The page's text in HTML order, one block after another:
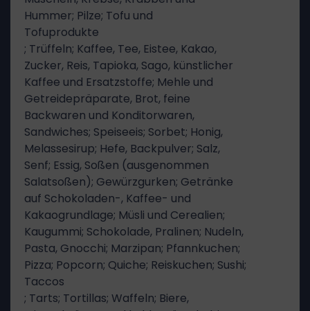
Hummer; Pilze; Tofu und
Tofuprodukte
; Trüffeln; Kaffee, Tee, Eistee, Kakao,
Zucker, Reis, Tapioka, Sago, künstlicher
Kaffee und Ersatzstoffe; Mehle und
Getreidepräparate, Brot, feine
Backwaren und Konditorwaren,
Sandwiches; Speiseeis; Sorbet; Honig,
Melassesirup; Hefe, Backpulver; Salz,
Senf; Essig, Soßen (ausgenommen
Salatsoßen); Gewürzgurken; Getränke
auf Schokoladen-, Kaffee- und
Kakaogrundlage; Müsli und Cerealien;
Kaugummi; Schokolade, Pralinen; Nudeln,
Pasta, Gnocchi; Marzipan; Pfannkuchen;
Pizza; Popcorn; Quiche; Reiskuchen; Sushi;
Taccos
; Tarts; Tortillas; Waffeln; Biere,